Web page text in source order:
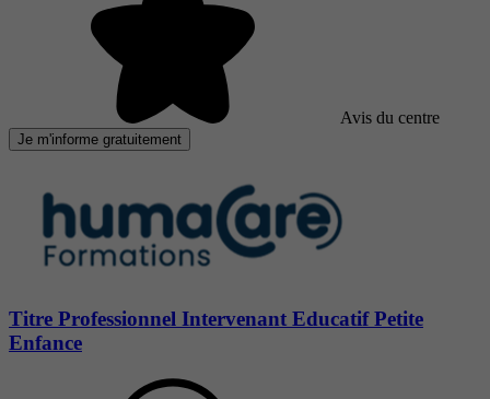
Avis du centre
Je m'informe gratuitement
Titre Professionnel Intervenant Educatif Petite
Enfance